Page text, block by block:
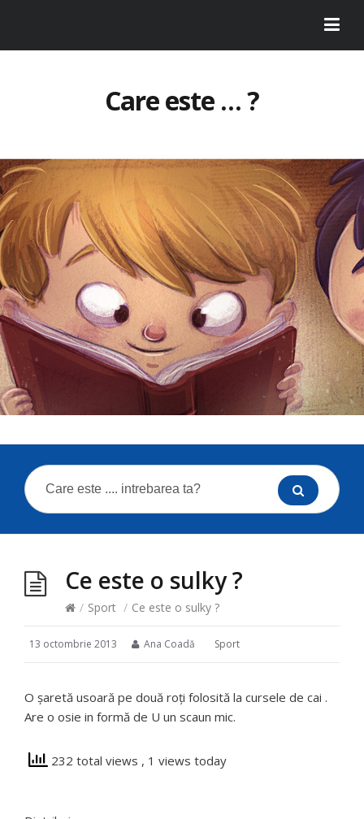
Care este … ?
Ce este o sulky ?
/ Sport / Ce este o sulky ?
13 octombrie 2013 Ana Coadă Sport
O șaretă usoară pe două roți folosită la cursele de cai .
Are o osie in formă de U un scaun mic.
232 total views , 1 views today